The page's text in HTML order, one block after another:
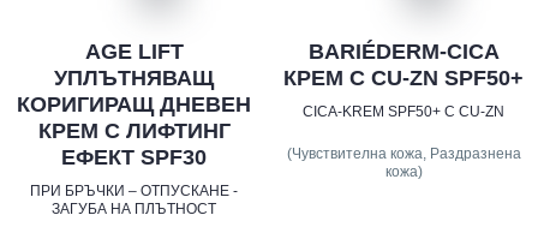
AGE LIFT
УПЛЪТНЯВАЩ
КОРИГИРАЩ ДНЕВЕН
КРЕМ С ЛИФТИНГ
ЕФЕКТ SPF30
ПРИ БРЪЧКИ – ОТПУСКАНЕ -
ЗАГУБА НА ПЛЪТНОСТ
BARIÉDERM-CICA
КРЕМ С CU-ZN SPF50+
CICA-KREM SPF50+ С CU-ZN
(Чувствителна кожа, Раздразнена
кожа)